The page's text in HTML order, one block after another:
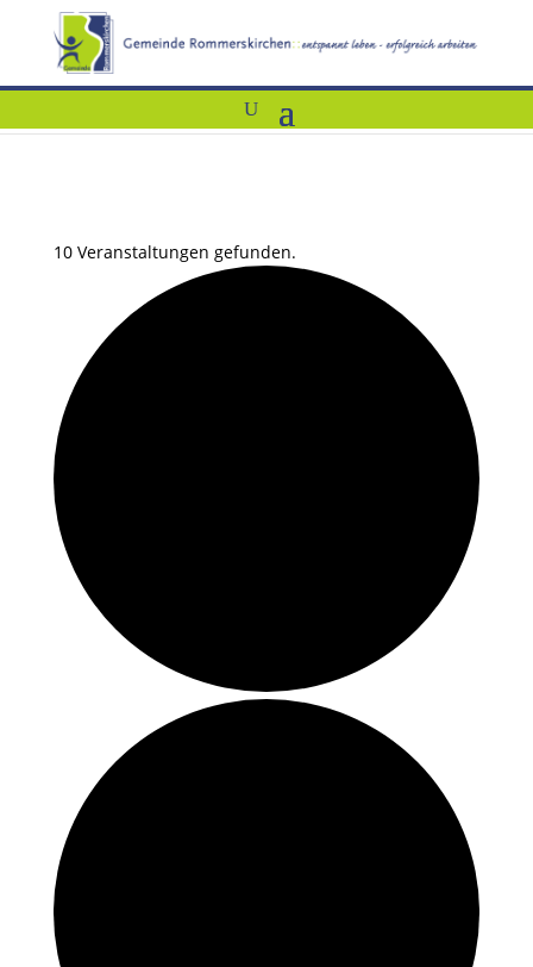
10 Veranstaltungen gefunden.